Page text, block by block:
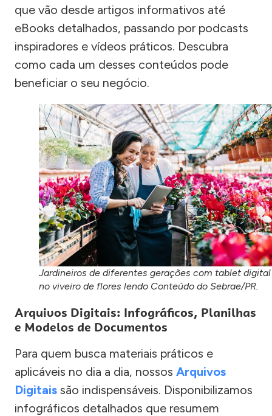
que vão desde artigos informativos até
eBooks detalhados, passando por podcasts
inspiradores e vídeos práticos. Descubra
como cada um desses conteúdos pode
beneficiar o seu negócio.
Jardineiros de diferentes gerações com tablet digital
no viveiro de flores lendo Conteúdo do Sebrae/PR.
Arquivos Digitais: Infográficos, Planilhas
e Modelos de Documentos
Para quem busca materiais práticos e
aplicáveis no dia a dia, nossos Arquivos
Digitais são indispensáveis. Disponibilizamos
infográficos detalhados que resumem